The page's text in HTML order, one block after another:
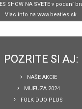
SHOW NA SVETE v podaní
Viac info na www.beatles.sk
POZRITE SI AJ:
NAŠE AKCIE
MUFUZA 2024
FOLK DUO PLUS